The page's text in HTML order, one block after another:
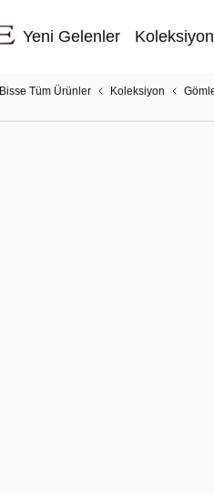
Yeni Gelenler Koleksiyon
Bisse Tüm Ürünler Koleksiyon